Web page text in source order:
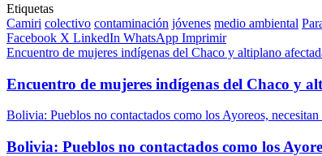
Etiquetas
Camiri colectivo contaminación jóvenes medio ambiental
Facebook X LinkedIn WhatsApp Imprimir
Encuentro de mujeres indígenas del Chaco y altiplano
Encuentro de mujeres indígenas del Chaco y
Bolivia: Pueblos no contactados como los Ayoreos, necesitan
Bolivia: Pueblos no contactados como los